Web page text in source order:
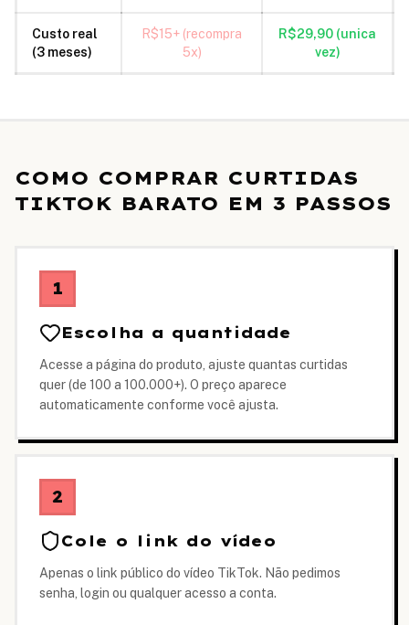
Custo real
(3 meses)
R$15+ (recompra
5x)
R$29,90 (unica
vez)
COMO COMPRAR CURTIDAS
TIKTOK BARATO EM 3 PASSOS
1
Escolha a quantidade
Acesse a página do produto, ajuste quantas curtidas
quer (de 100 a 100.000+). O preço aparece
automaticamente conforme você ajusta.
2
Cole o link do vídeo
Apenas o link público do vídeo TikTok. Não pedimos
senha, login ou qualquer acesso a conta.